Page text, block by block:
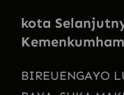
kota
Kemenkumham
BIREUENGAYO